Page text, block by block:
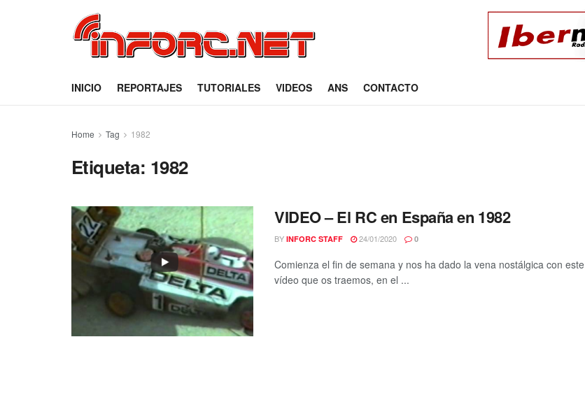
INICIO REPORTAJES TUTORIALES VIDEOS ANS CONTACTO
Home Tag 1982
Etiqueta: 1982
VIDEO – El RC en España en 1982
BY INFORC STAFF 24/01/2020 0
Comienza el fin de semana y nos ha dado la vena nostálgica con este
vídeo que os traemos, en el ...